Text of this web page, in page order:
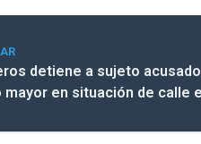
detiene a sujeto
mayor en situación de calle